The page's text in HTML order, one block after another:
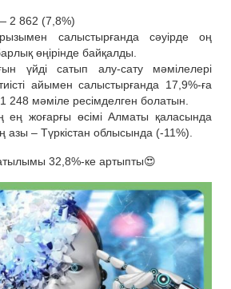
2 862 (7,8%)
салыстырғанда сәуірде оң
өңірінде байқалды.
үйді сатып алу-сату мәмілелері
айымен салыстырғанда 17,9%-ға
248 мәміле ресімделген болатын.
ең жоғарғы өсімі Алматы қаласында
азы – Түркістан облысында (-11%).
32,8%-ке артыпты😍